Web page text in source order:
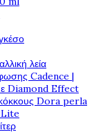
λεία
Cadence |
Diamond Effect
Dora perla
Lite